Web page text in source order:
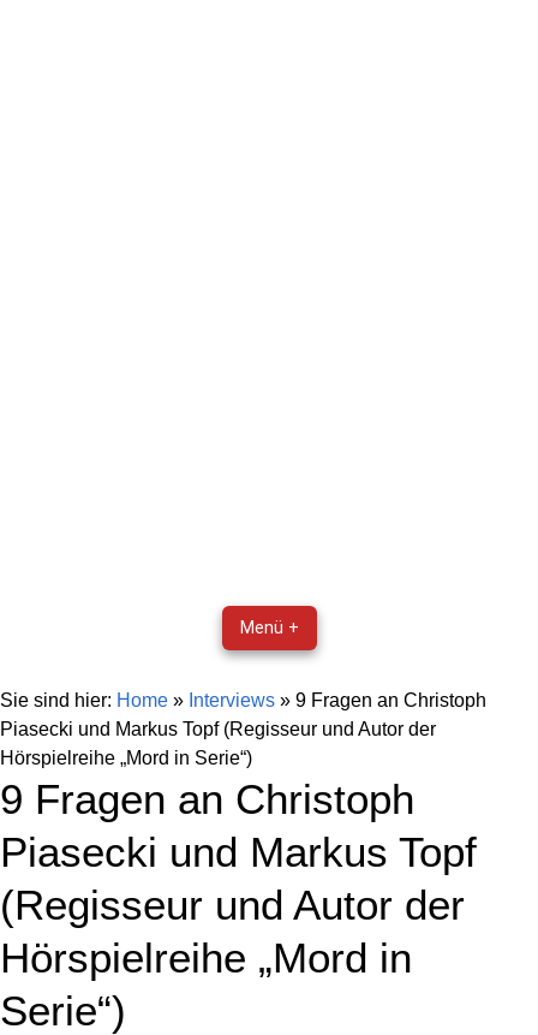
Menü +
Sie sind hier: Home » Interviews » 9 Fragen an Christoph
Piasecki und Markus Topf (Regisseur und Autor der
Hörspielreihe „Mord in Serie“)
9 Fragen an Christoph
Piasecki und Markus Topf
(Regisseur und Autor der
Hörspielreihe „Mord in
Serie“)